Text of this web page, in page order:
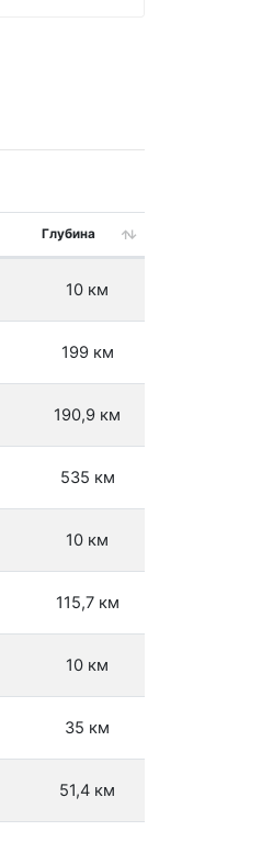
Глубина
10 км
199 км
190,9 км
535 км
10 км
115,7 км
10 км
35 км
51,4 км